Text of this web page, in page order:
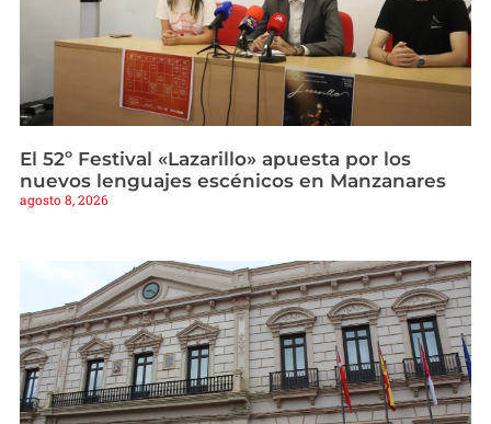
El 52º Festival «Lazarillo» apuesta por los
nuevos lenguajes escénicos en Manzanares
agosto 8, 2026